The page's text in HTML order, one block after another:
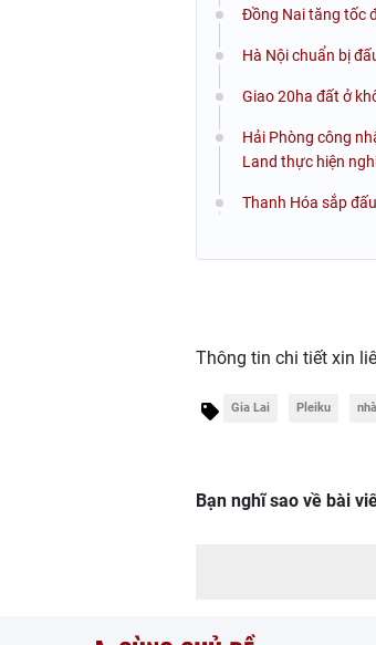
Đồng Nai tăng tốc
Hà Nội chuẩn bị
Giao 20ha đất ở
Hải Phòng công
Land thực hiện
Thanh Hóa sắp
Thông tin chi tiết xin
Gia Lai Pleiku
Bạn nghĩ sao về bài